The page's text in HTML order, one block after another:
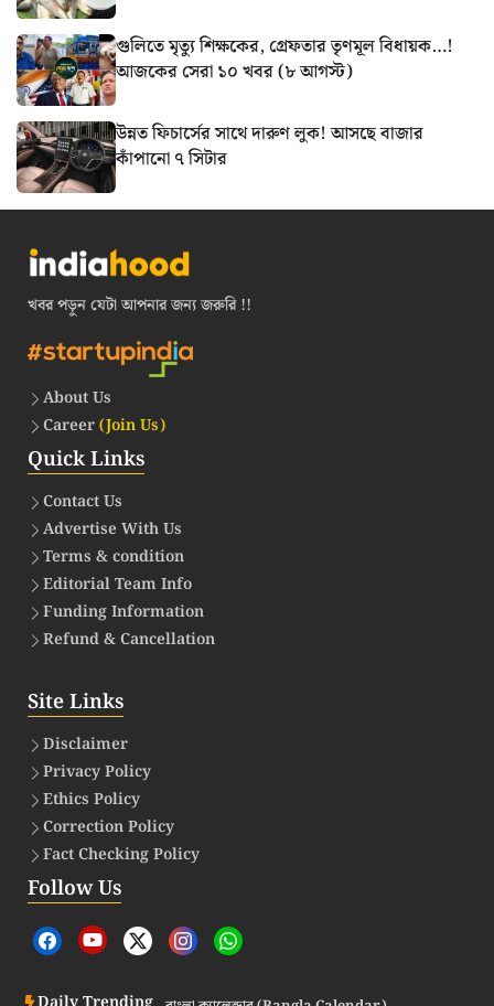
গুলিতে মৃত্যু শিক্ষকের, গ্রেফতার তৃণমূল বিধায়ক…!
আজকের সেরা ১০ খবর (৮ আগস্ট)
উন্নত ফিচার্সের সাথে দারুণ লুক! আসছে বাজার
কাঁপানো ৭ সিটার
খবর পড়ুন যেটা আপনার জন্য জরুরি !!
About Us
Career(Join Us)
Quick Links
Contact Us
Advertise With Us
Terms & condition
Editorial Team Info
Funding Information
Refund & Cancellation
Site Links
Disclaimer
Privacy Policy
Ethics Policy
Correction Policy
Fact Checking Policy
Follow Us